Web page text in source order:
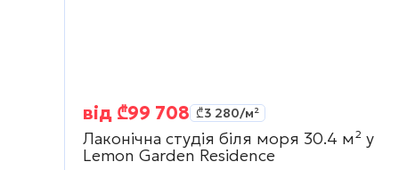
від ₾99 708 ₾3 280/м²
Лаконічна студія біля моря 30.4 м² у
Lemon Garden Residence